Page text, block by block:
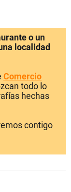
o un
localidad
Comercio
todo lo
hechas
contigo